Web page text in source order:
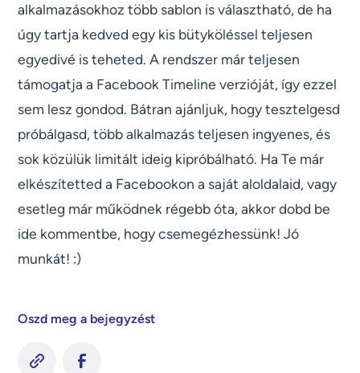
alkalmazásokhoz több sablon is választható, de ha
úgy tartja kedved egy kis bütyköléssel teljesen
egyedivé is teheted. A rendszer már teljesen
támogatja a Facebook Timeline verzióját, így ezzel
sem lesz gondod. Bátran ajánljuk, hogy tesztelgesd
próbálgasd, több alkalmazás teljesen ingyenes, és
sok közülük limitált ideig kipróbálható. Ha Te már
elkészítetted a Facebookon a saját aloldalaid, vagy
esetleg már működnek régebb óta, akkor dobd be
ide kommentbe, hogy csemegézhessünk! Jó
munkát! :)
Oszd meg a bejegyzést